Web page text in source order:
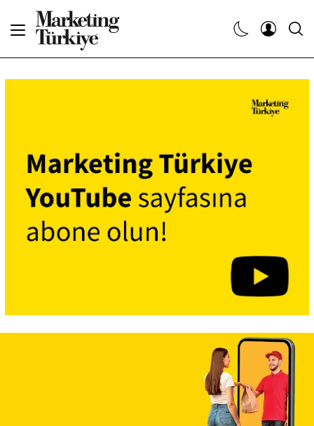
Dergiler
Etkinlikler